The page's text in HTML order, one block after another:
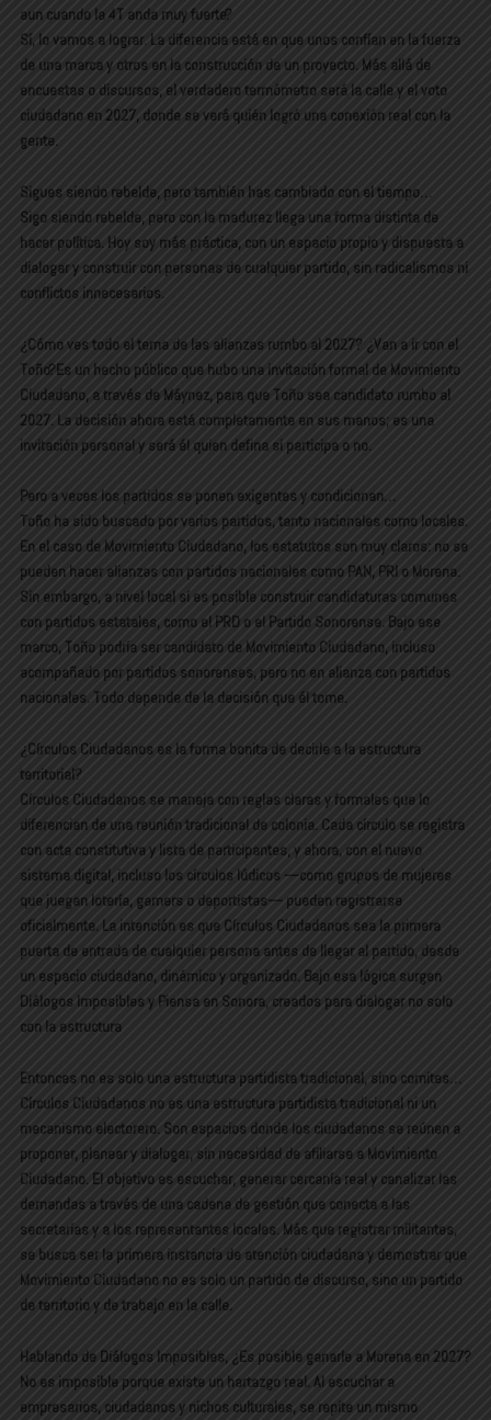
aun cuando la 4T anda muy fuerte?
Sí, lo vamos a lograr. La diferencia está en que unos confían en la fuerza
de una marca y otros en la construcción de un proyecto. Más allá de
encuestas o discursos, el verdadero termómetro será la calle y el voto
ciudadano en 2027, donde se verá quién logró una conexión real con la
gente.
Sigues siendo rebelde, pero también has cambiado con el tiempo…
Sigo siendo rebelde, pero con la madurez llega una forma distinta de
hacer política. Hoy soy más práctica, con un espacio propio y dispuesta a
dialogar y construir con personas de cualquier partido, sin radicalismos ni
conflictos innecesarios.
¿Cómo ves todo el tema de las alianzas rumbo al 2027? ¿Van a ir con el
Toño?Es un hecho público que hubo una invitación formal de Movimiento
Ciudadano, a través de Máynez, para que Toño sea candidato rumbo al
2027. La decisión ahora está completamente en sus manos; es una
invitación personal y será él quien defina si participa o no.
Pero a veces los partidos se ponen exigentes y condicionan…
Toño ha sido buscado por varios partidos, tanto nacionales como locales.
En el caso de Movimiento Ciudadano, los estatutos son muy claros: no se
pueden hacer alianzas con partidos nacionales como PAN, PRI o Morena.
Sin embargo, a nivel local sí es posible construir candidaturas comunes
con partidos estatales, como el PRD o el Partido Sonorense. Bajo ese
marco, Toño podría ser candidato de Movimiento Ciudadano, incluso
acompañado por partidos sonorenses, pero no en alianza con partidos
nacionales. Todo depende de la decisión que él tome.
¿Círculos Ciudadanos es la forma bonita de decirle a la estructura
territorial?
Círculos Ciudadanos se maneja con reglas claras y formales que lo
diferencian de una reunión tradicional de colonia. Cada círculo se registra
con acta constitutiva y lista de participantes, y ahora, con el nuevo
sistema digital, incluso los círculos lúdicos —como grupos de mujeres
que juegan lotería, gamers o deportistas— pueden registrarse
oficialmente. La intención es que Círculos Ciudadanos sea la primera
puerta de entrada de cualquier persona antes de llegar al partido, desde
un espacio ciudadano, dinámico y organizado. Bajo esa lógica surgen
Diálogos Imposibles y Piensa en Sonora, creados para dialogar no solo
con la estructura
Entonces no es solo una estructura partidista tradicional, sino comites…
Círculos Ciudadanos no es una estructura partidista tradicional ni un
mecanismo electorero. Son espacios donde los ciudadanos se reúnen a
proponer, planear y dialogar, sin necesidad de afiliarse a Movimiento
Ciudadano. El objetivo es escuchar, generar cercanía real y canalizar las
demandas a través de una cadena de gestión que conecta a las
secretarías y a los representantes locales. Más que registrar militantes,
se busca ser la primera instancia de atención ciudadana y demostrar que
Movimiento Ciudadano no es solo un partido de discurso, sino un partido
de territorio y de trabajo en la calle.
Hablando de Diálogos Imposibles, ¿Es posible ganarle a Morena en 2027?
No es imposible porque existe un hartazgo real. Al escuchar a
empresarios, ciudadanos y nichos culturales, se repite un mismo